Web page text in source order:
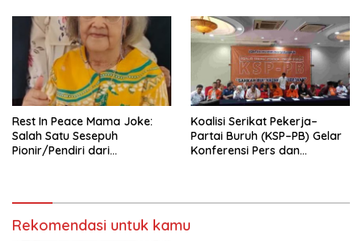
Tema: “Penguatan dan
Pengembangan Organisasi
KBI yang Berbasis Riset di
seluruh Indonesia dan
Mancanegara”.
Rest In Peace Mama Joke:
Salah Satu Sesepuh
Pionir/Pendiri dari
Kasih Allah.
Koalisi Serikat Pekerja–
Partai Buruh (KSP–PB) Gelar
Konferensi Pers dan
RUU Ketenagakerjaan Baru.
Rekomendasi untuk kamu